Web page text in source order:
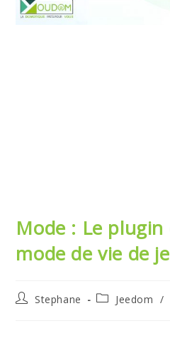
Mode : Le
mode de vie de
Auteur/autrice
Stephane
PostJeedom /